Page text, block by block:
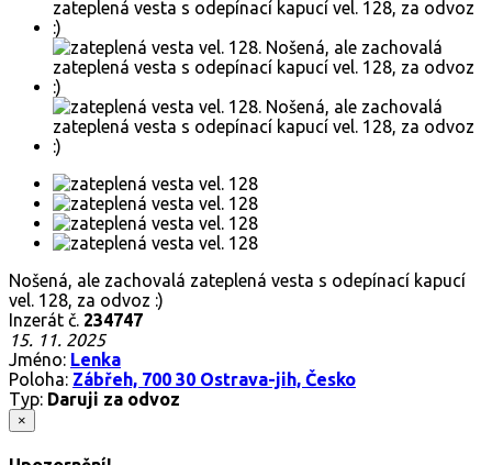
Nošená, ale zachovalá zateplená vesta s odepínací kapucí
vel. 128, za odvoz :)
Inzerát č. 234747
15. 11. 2025
Jméno: Lenka
Poloha: Zábřeh, 700 30 Ostrava-jih, Česko
Typ: Daruji za odvoz
×